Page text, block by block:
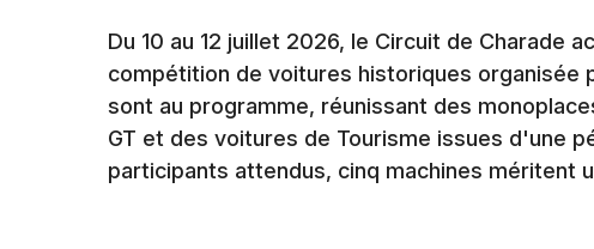
Du 10 au 12 juillet 2026, le Circuit de Charade
compétition de voitures historiques organisée
sont au programme, réunissant des
GT et des voitures de Tourisme issues d'une
participants attendus, cinq machines méritent